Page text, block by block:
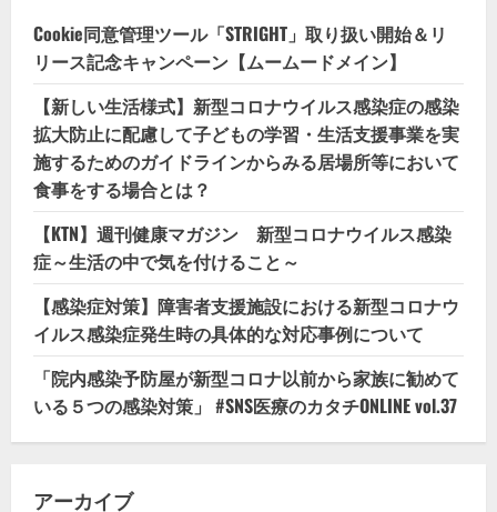
Cookie同意管理ツール「STRIGHT」取り扱い開始＆リ
リース記念キャンペーン【ムームードメイン】
【新しい生活様式】新型コロナウイルス感染症の感染
拡大防止に配慮して子どもの学習・生活支援事業を実
施するためのガイドラインからみる居場所等において
食事をする場合とは？
【KTN】週刊健康マガジン 新型コロナウイルス感染
症～生活の中で気を付けること～
【感染症対策】障害者支援施設における新型コロナウ
イルス感染症発生時の具体的な対応事例について
「院内感染予防屋が新型コロナ以前から家族に勧めて
いる５つの感染対策」 #SNS医療のカタチONLINE vol.37
アーカイブ